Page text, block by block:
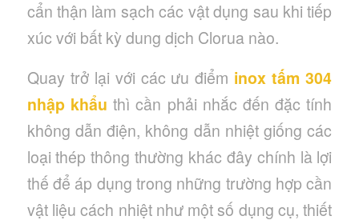
cẩn thận làm sạch các vật dụng sau khi tiếp
xúc với bất kỳ dung dịch Clorua nào.
Quay trở lại với các ưu điểm inox tấm 304
nhập khẩu thì cần phải nhắc đến đặc tính
không dẫn điện, không dẫn nhiệt giống các
loại thép thông thường khác đây chính là lợi
thế để áp dụng trong những trường hợp cần
vật liệu cách nhiệt như một số dụng cụ, thiết